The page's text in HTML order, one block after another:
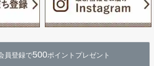
員登録で500ポイントプレゼント